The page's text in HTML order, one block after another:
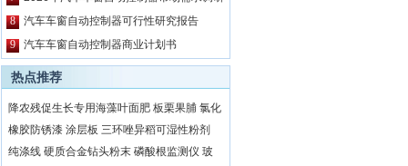
报告
8
汽车车窗自动控制器可行性研究报告
9
汽车车窗自动控制器商业计划书
热点推荐
降农残促生长专用海藻叶面肥 板栗果脯 氯化
橡胶防锈漆 涂层板 三环唑异稻可湿性粉剂
纯涤线 硬质合金钻头粉末 磷酸根监测仪 玻